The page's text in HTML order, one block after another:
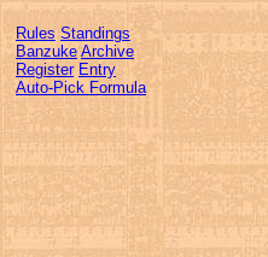
Rules Standings
Banzuke Archive
Register Entry
Auto-Pick Formula